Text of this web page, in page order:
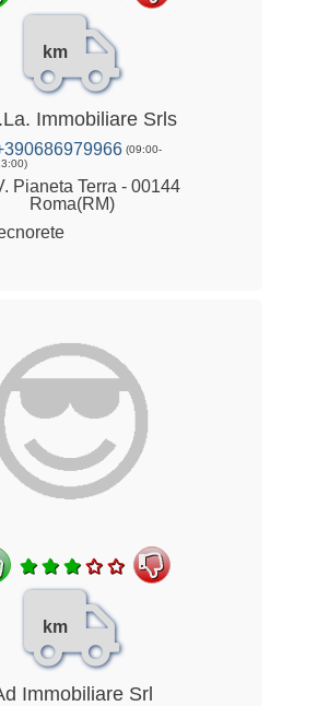
km
Immobiliare Srls
(09:00-
Pianeta Terra - 00144
Roma(RM)
km
Immobiliare Srl